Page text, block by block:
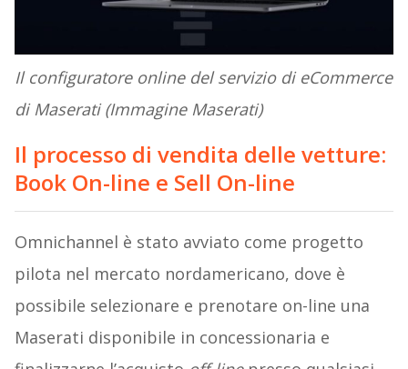
Il configuratore online del servizio di eCommerce
di Maserati (Immagine Maserati)
Il processo di vendita delle vetture:
Book On-line e Sell On-line
Omnichannel è stato avviato come progetto
pilota nel mercato nordamericano, dove è
possibile selezionare e prenotare on-line una
Maserati disponibile in concessionaria e